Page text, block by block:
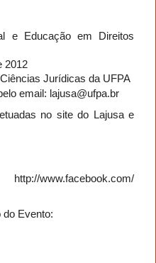
e Educação em Direitos
2012
Jurídicas da UFPA
email: lajusa@ufpa.br
no site do Lajusa e
www.facebook.com/
do Evento: